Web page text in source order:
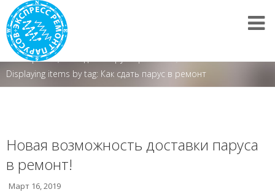
Мастерская / /
Displaying items by tag: Как сдать парус в ремонт
Новая возможность доставки паруса
в ремонт!
Март 16, 2019